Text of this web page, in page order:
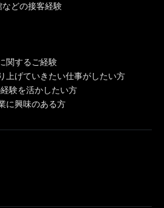
どの接客経験
関するご経験
上げていきたい仕事がしたい方
験を活かしたい方
に興味のある方